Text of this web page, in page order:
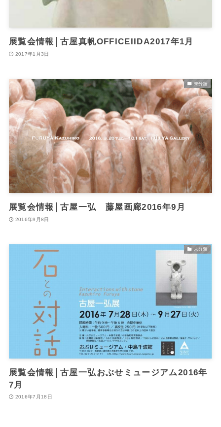
展覧会情報│古屋真帆OFFICEIIDA2017年1月
2017年1月3日
未分類
展覧会情報│古屋一弘 藤屋画廊2016年9月
2016年9月8日
未分類
展覧会情報│古屋一弘おぶせミュージアム2016年
7月
2016年7月18日